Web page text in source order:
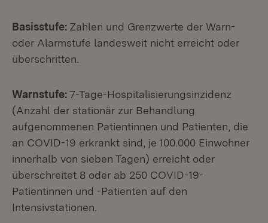
Basisstufe: Zahlen und Grenzwerte der Warn-
oder Alarmstufe landesweit nicht erreicht oder
überschritten.
Warnstufe:7-Tage-Hospitalisierungsinzidenz
(Anzahl der stationär zur Behandlung
aufgenommenen Patientinnen und Patienten, die
an COVID-19 erkrankt sind, je 100.000 Einwohner
innerhalb von sieben Tagen) erreicht oder
überschreitet 8 oder ab 250 COVID-19-
Patientinnen und -Patienten auf den
Intensivstationen.